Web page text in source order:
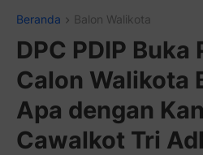
Beranda Balon Walikota
DPC PDIP
Calon Walikota
Apa dengan
Cawalkot Tri